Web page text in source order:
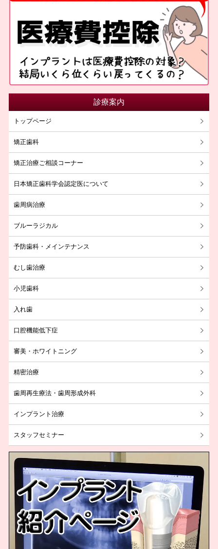
2024年10月
2024年09月
2024年08月
2024年07月
2024年05月
2024年04月
2024年03月
2022年10月
2022年08月
2021年12月
2021年10月
2021年09月
2021年08月
2021年07月
2021年06月
2019年09月
2019年08月
2017年12月
診療案内
トップページ
矯正歯科
矯正治療ご相談コーナー
日本矯正歯科学会認定医について
歯周病治療
ブルーラジカル
予防歯科・メインテナンス
むし歯治療
小児歯科
入れ歯
口腔機能低下症
審美・ホワイトニング
精密治療
歯周再生療法・歯周形成外科
インプラント治療
スタッフセミナー